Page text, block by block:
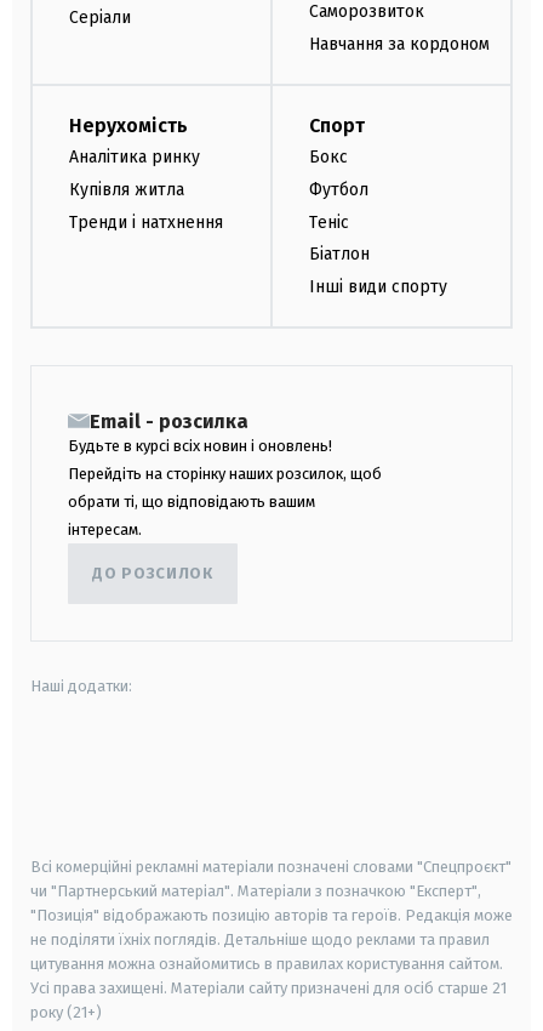
Серіали
Саморозвиток
Навчання за кордоном
Нерухомість
Аналітика ринку
Купівля житла
Тренди і натхнення
Спорт
Бокс
Футбол
Теніс
Біатлон
Інші види спорту
Email - розсилка
Будьте в курсі всіх новин і оновлень!
Перейдіть на сторінку наших розсилок, щоб
обрати ті, що відповідають вашим
інтересам.
ДО РОЗСИЛОК
Наші додатки:
Всі комерційні рекламні матеріали позначені словами "Спецпроєкт"
чи "Партнерський матеріал". Матеріали з позначкою "Експерт",
"Позиція" відображають позицію авторів та героїв. Редакція може
не поділяти їхніх поглядів. Детальніше щодо реклами та правил
цитування можна ознайомитись в правилах користування сайтом.
Усі права захищені. Матеріали сайту призначені для осіб старше 21
року (21+)